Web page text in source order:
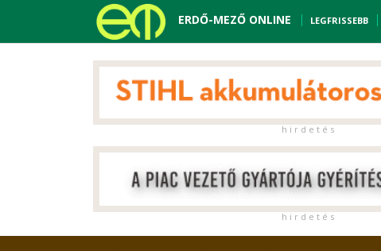
ERDŐ-MEZŐ ONLINE LEGFRISSEBB
h i r d e t é s
h i r d e t é s